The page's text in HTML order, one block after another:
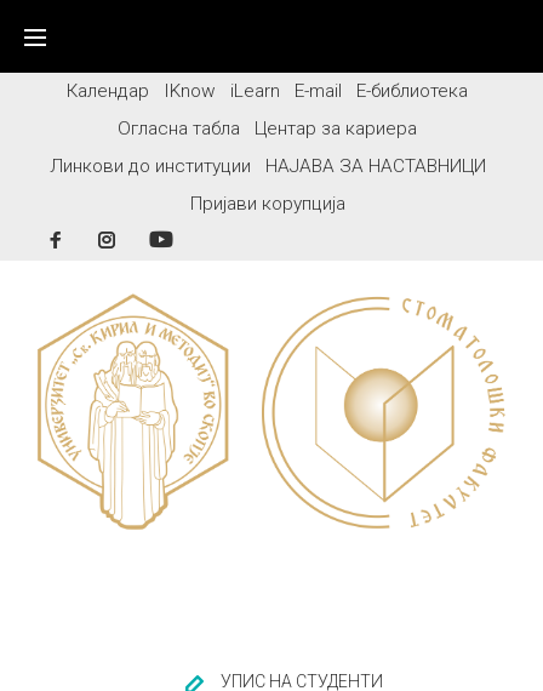
contentКалендар IKnow iLearn E-mail
Е-библиотека
Огласна табла
Центар за кариера
Линкови до институции
НАЈАВА ЗА НАСТАВНИЦИ
Пријави корупција
FacebookInstagram
УПИС НА СТУДЕНТИ